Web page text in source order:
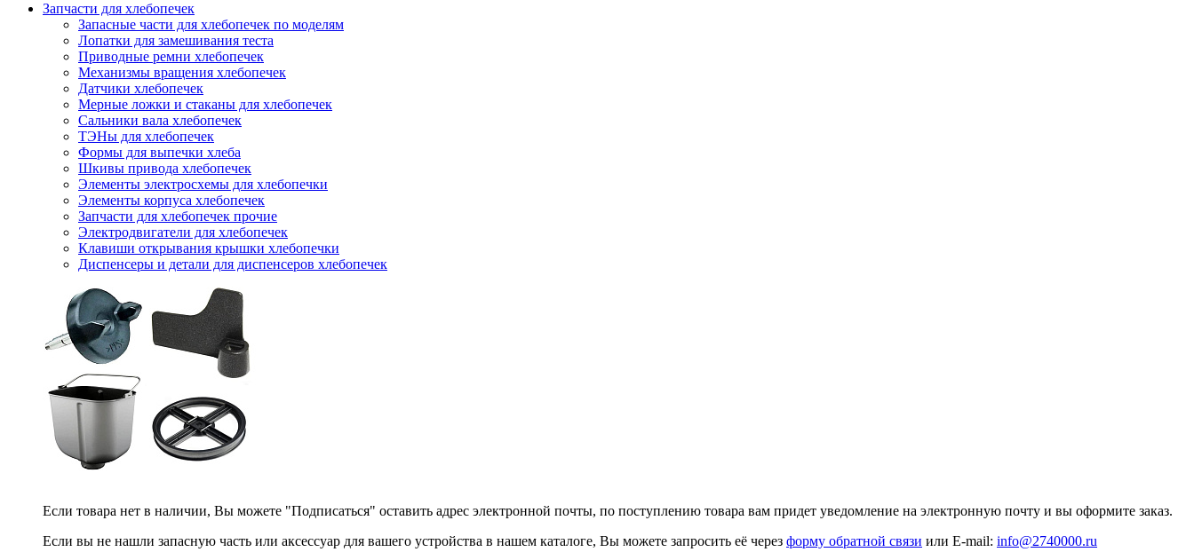
Запчасти для хлебопечек
Запасные части для хлебопечек по моделям
Лопатки для замешивания теста
Приводные ремни хлебопечек
Механизмы вращения хлебопечек
Датчики хлебопечек
Мерные ложки и стаканы для хлебопечек
Сальники вала хлебопечек
ТЭНы для хлебопечек
Формы для выпечки хлеба
Шкивы привода хлебопечек
Элементы электросхемы для хлебопечки
Элементы корпуса хлебопечек
Запчасти для хлебопечек прочие
Электродвигатели для хлебопечек
Клавиши открывания крышки хлебопечки
Диспенсеры и детали для диспенсеров хлебопечек
Если товара нет в наличии, Вы можете "Подписаться" оставить адрес электронной почты, по поступлению товара вам придет уведомление на электронную почту и вы оформите заказ.
Если вы не нашли запасную часть или аксессуар для вашего устройства в нашем каталоге, Вы можете запросить её через форму обратной связи или E-mail: info@2740000.ru